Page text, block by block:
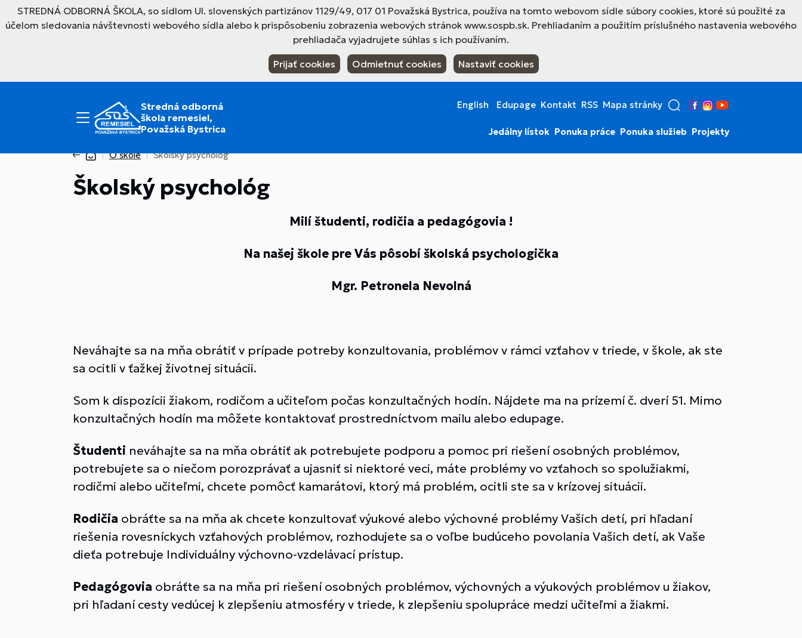
STREDNÁ ODBORNÁ ŠKOLA, so sídlom Ul. slovenských partizánov 1129/49, 017 01 Považská Bystrica, používa na tomto webovom sídle súbory cookies, ktoré sú použité za
účelom sledovania návštevnosti webového sídla alebo k prispôsobeniu zobrazenia webových stránok www.sospb.sk. Prehliadaním a použitím príslušného nastavenia webového
prehliadača vyjadrujete súhlas s ich používaním.
Prijať cookies Odmietnuť cookies Nastaviť cookies
Stredná odborná
škola remesiel,
Považská Bystrica
English Edupage Kontakt RSS Mapa stránky
Facebook
Instagram
YouTube
Jedálny lístok Ponuka práce Ponuka služieb Projekty
O škole Školský psychológ
Školský psychológ
Milí študenti, rodičia a pedagógovia !
Na našej škole pre Vás pôsobí školská psychologička
Mgr. Petronela Nevolná
Neváhajte sa na mňa obrátiť v prípade potreby konzultovania, problémov v rámci vzťahov v triede, v škole, ak ste
sa ocitli v ťažkej životnej situácii.
Som k dispozícii žiakom, rodičom a učiteľom počas konzultačných hodín. Nájdete ma na prízemí č. dverí 51. Mimo
konzultačných hodín ma môžete kontaktovať prostredníctvom mailu alebo edupage.
Študenti neváhajte sa na mňa obrátiť ak potrebujete podporu a pomoc pri riešení osobných problémov,
potrebujete sa o niečom porozprávať a ujasniť si niektoré veci, máte problémy vo vzťahoch so spolužiakmi,
rodičmi alebo učiteľmi, chcete pomôcť kamarátovi, ktorý má problém, ocitli ste sa v krízovej situácii.
Rodičia obráťte sa na mňa ak chcete konzultovať výukové alebo výchovné problémy Vašich detí, pri hľadaní
riešenia rovesníckych vzťahových problémov, rozhodujete sa o voľbe budúceho povolania Vašich detí, ak Vaše
dieťa potrebuje Individuálny výchovno-vzdelávací prístup.
Pedagógovia obráťte sa na mňa pri riešení osobných problémov, výchovných a výukových problémov u žiakov,
pri hľadaní cesty vedúcej k zlepšeniu atmosféry v triede, k zlepšeniu spolupráce medzi učiteľmi a žiakmi.